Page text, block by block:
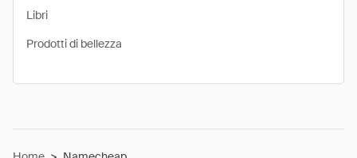
Libri
Prodotti di bellezza